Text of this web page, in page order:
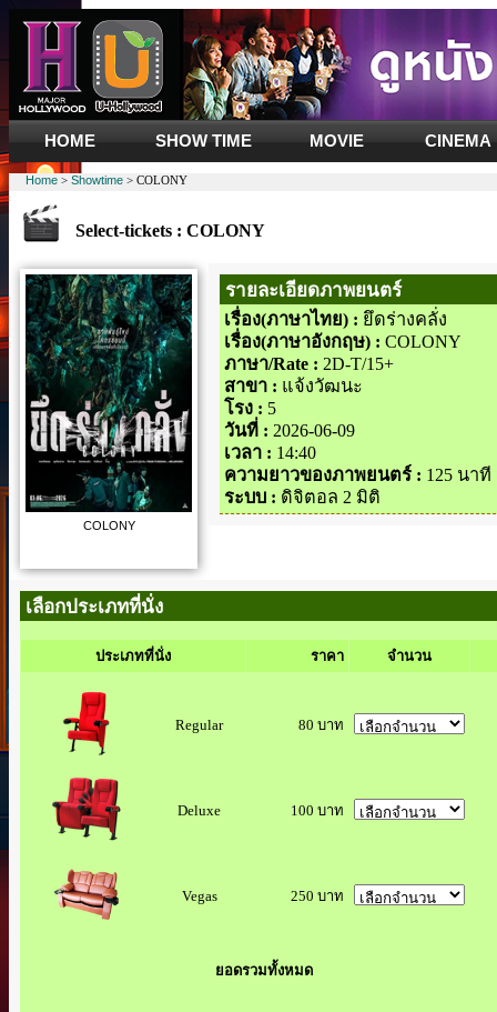
HOME SHOW TIME MOVIE CINEMA
Home > Showtime > COLONY
Select-tickets : COLONY
COLONY
รายละเอียดภาพยนตร์
เรื่อง(ภาษาไทย) : ยึดร่างคลั่ง
เรื่อง(ภาษาอังกฤษ) : COLONY
ภาษา/Rate : 2D-T/15+
สาขา : แจ้งวัฒนะ
โรง : 5
วันที่ : 2026-06-09
เวลา : 14:40
ความยาวของภาพยนตร์ : 125 นาที
ระบบ : ดิจิตอล 2 มิติ
เลือกประเภทที่นั่ง
ประเภทที่นั่ง ราคา จำนวน
Regular 80 บาท
Deluxe 100 บาท
Vegas 250 บาท
ยอดรวมทั้งหมด